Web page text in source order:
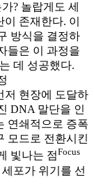
? 놀랍게도 세
존재한다. 이
방식을 결정하
들은 이 과정을
데 성공했다.
저 현장에 도달하
DNA 말단을 인
연쇄적으로 증폭
모드로 전환시킨
빛나는 점Focus
포가 위기를 선